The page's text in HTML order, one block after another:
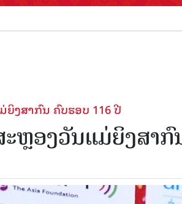
ງ​ສ​າ​ກົນ ຄົບຮອບ 116 ປີ
ຫຼອງວັນ​ແມ່​ຍິງ​ສ​າ​